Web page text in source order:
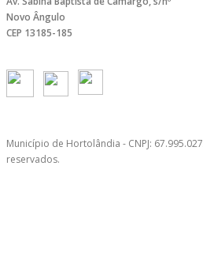
Novo Ângulo
CEP 13185-185
Município de Hortolândia - CNPJ:
reservados.